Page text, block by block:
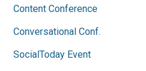
Content Conference
Conversational Conf.
SocialToday Event